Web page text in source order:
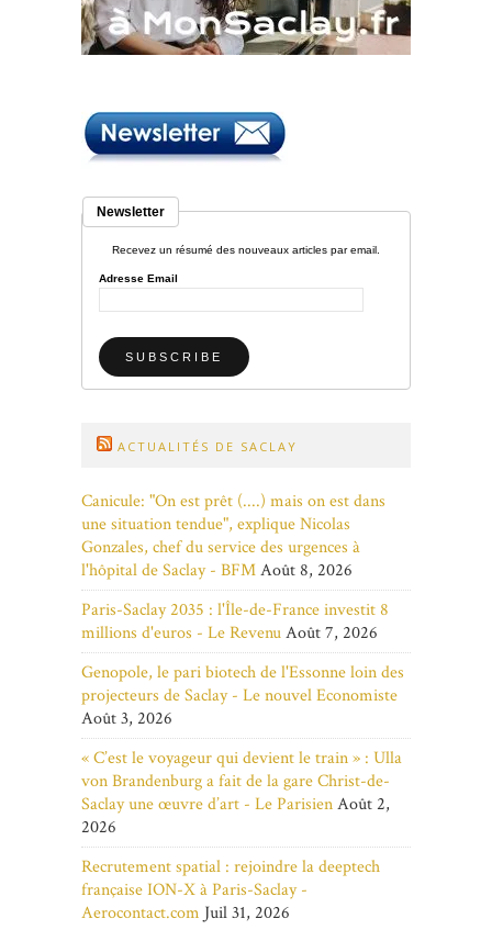
Newsletter
Recevez un résumé des nouveaux articles par email.
Adresse Email
ACTUALITÉS DE SACLAY
Canicule: "On est prêt (....) mais on est dans
une situation tendue", explique Nicolas
Gonzales, chef du service des urgences à
l'hôpital de Saclay - BFMAoût 8, 2026
Paris-Saclay 2035 : l'Île-de-France investit 8
millions d'euros - Le RevenuAoût 7, 2026
Genopole, le pari biotech de l'Essonne loin des
projecteurs de Saclay - Le nouvel Economiste
Août 3, 2026
« C’est le voyageur qui devient le train » : Ulla
von Brandenburg a fait de la gare Christ-de-
Saclay une œuvre d’art - Le ParisienAoût 2,
2026
Recrutement spatial : rejoindre la deeptech
française ION-X à Paris-Saclay -
Aerocontact.com Juil 31, 2026